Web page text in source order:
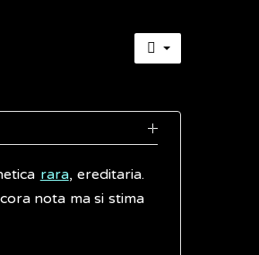
rara, ereditaria.
nota ma si stima